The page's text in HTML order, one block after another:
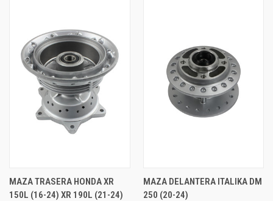
MAZA TRASERA HONDA XR
150L (16-24) XR 190L (21-24)
MAZA DELANTERA ITALIKA DM
250 (20-24)